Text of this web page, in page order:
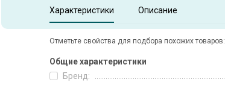
Характеристики Описание
Отметьте свойства для подбора похожих товаров:
Общие характеристики
Бренд: